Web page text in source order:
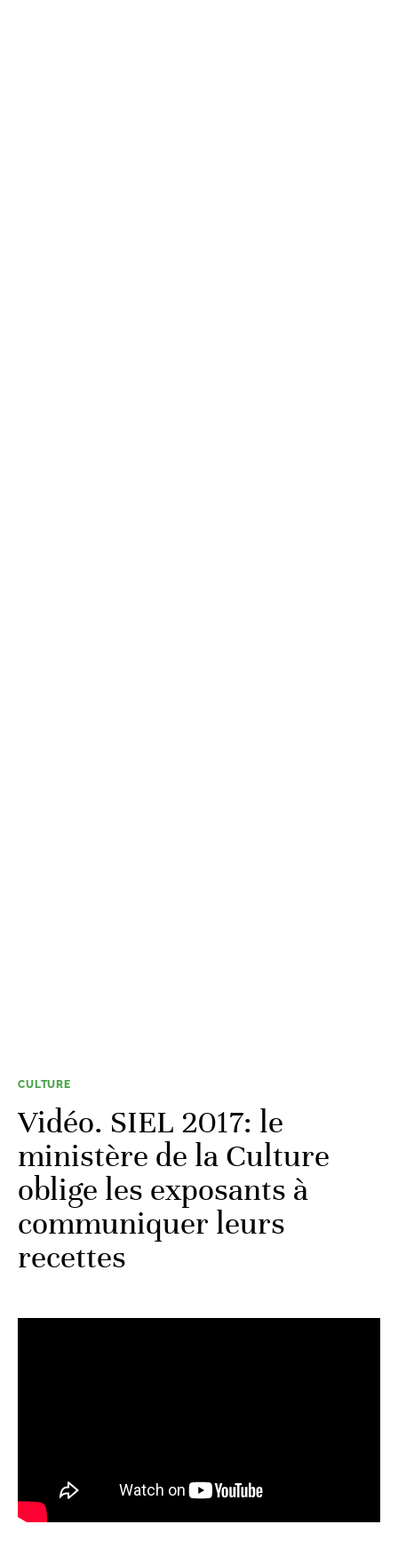
CULTURE
Vidéo. SIEL 2017: le
ministère de la Culture
oblige les exposants à
communiquer leurs
recettes